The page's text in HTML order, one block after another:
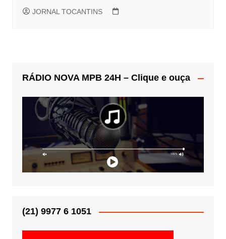
JORNAL TOCANTINS
RÁDIO NOVA MPB 24H – Clique e ouça
(21) 9977 6 1051